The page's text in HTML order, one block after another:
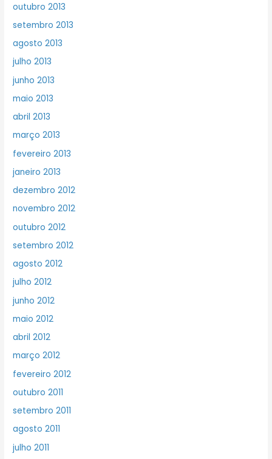
outubro 2013
setembro 2013
agosto 2013
julho 2013
junho 2013
maio 2013
abril 2013
março 2013
fevereiro 2013
janeiro 2013
dezembro 2012
novembro 2012
outubro 2012
setembro 2012
agosto 2012
julho 2012
junho 2012
maio 2012
abril 2012
março 2012
fevereiro 2012
outubro 2011
setembro 2011
agosto 2011
julho 2011